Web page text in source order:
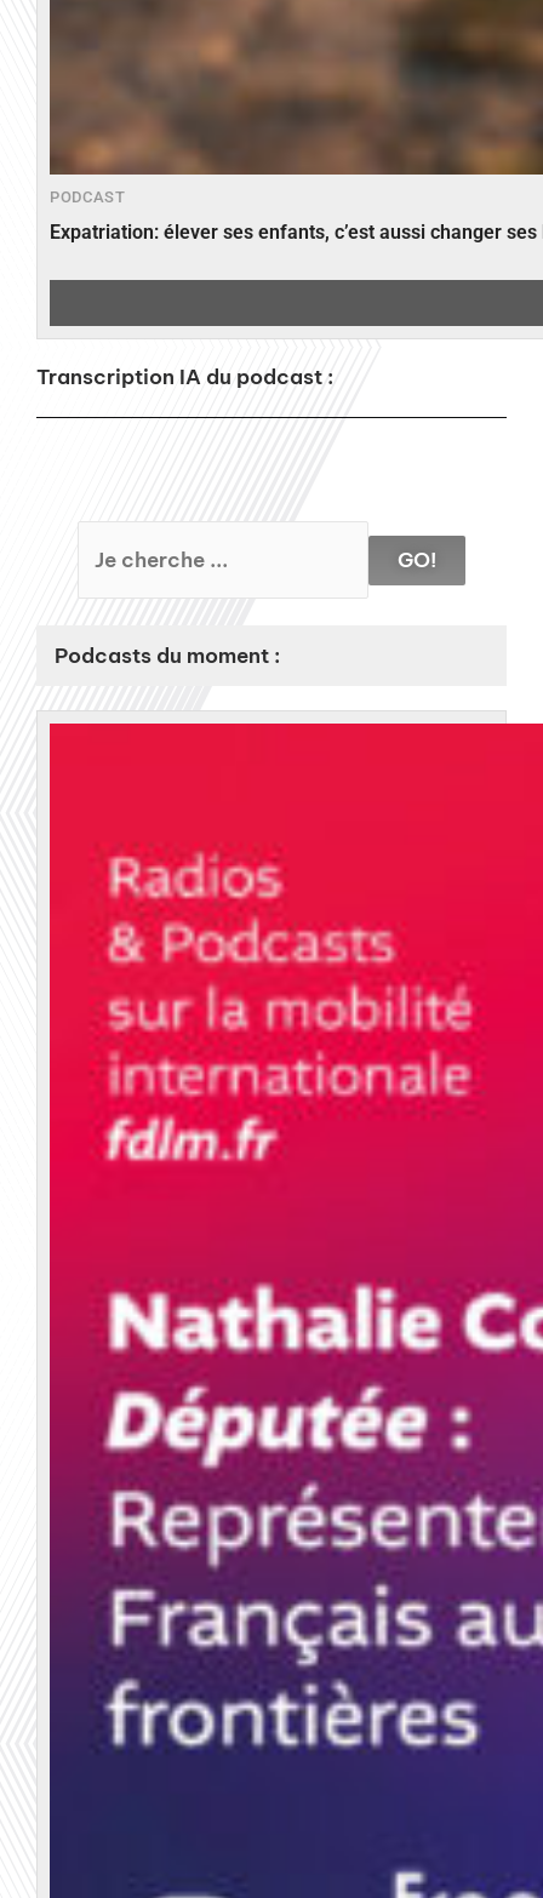
PODCAST
Expatriation: élever ses enfants, c’est aussi changer
Transcription IA du podcast :
GO!
Podcasts du moment :